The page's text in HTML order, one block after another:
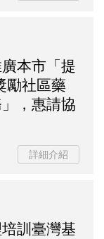
本市「提
勵社區藥
，惠請協
詳細介紹
訓臺灣基